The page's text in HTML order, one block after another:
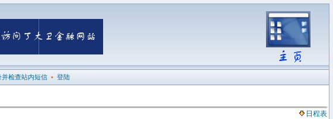
并检查站内短信 • 登陆
日程表